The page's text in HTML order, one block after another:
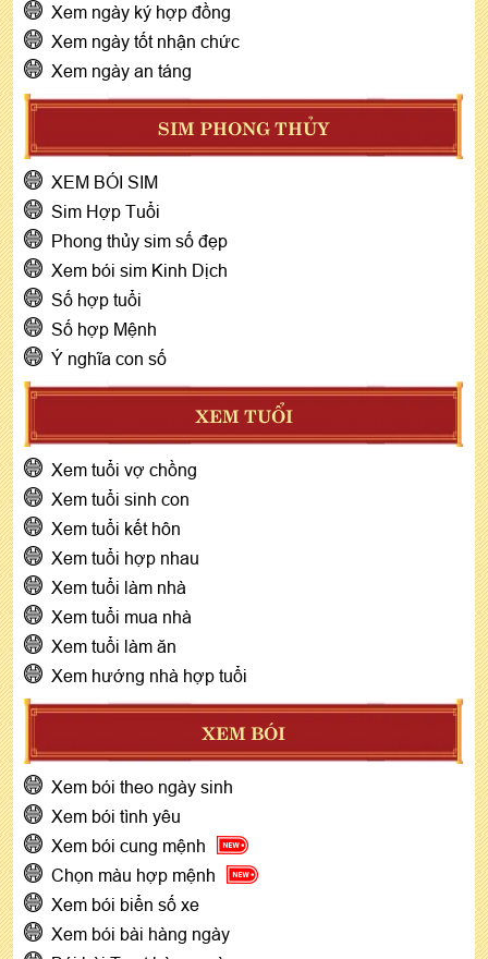
Xem ngày ký hợp đồng
Xem ngày tốt nhận chức
Xem ngày an táng
SIM PHONG THỦY
XEM BÓI SIM
Sim Hợp Tuổi
Phong thủy sim số đẹp
Xem bói sim Kinh Dịch
Số hợp tuổi
Số hợp Mệnh
Ý nghĩa con số
XEM TUỔI
Xem tuổi vợ chồng
Xem tuổi sinh con
Xem tuổi kết hôn
Xem tuổi hợp nhau
Xem tuổi làm nhà
Xem tuổi mua nhà
Xem tuổi làm ăn
Xem hướng nhà hợp tuổi
XEM BÓI
Xem bói theo ngày sinh
Xem bói tình yêu
Xem bói cung mệnh
Chọn màu hợp mệnh
Xem bói biển số xe
Xem bói bài hàng ngày